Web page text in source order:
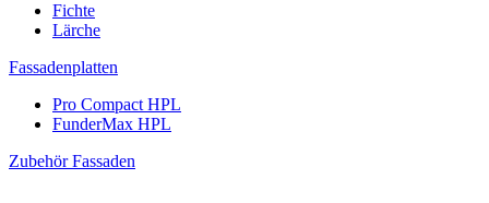
Fichte
Lärche
Fassadenplatten
Pro Compact HPL
FunderMax HPL
Zubehör Fassaden